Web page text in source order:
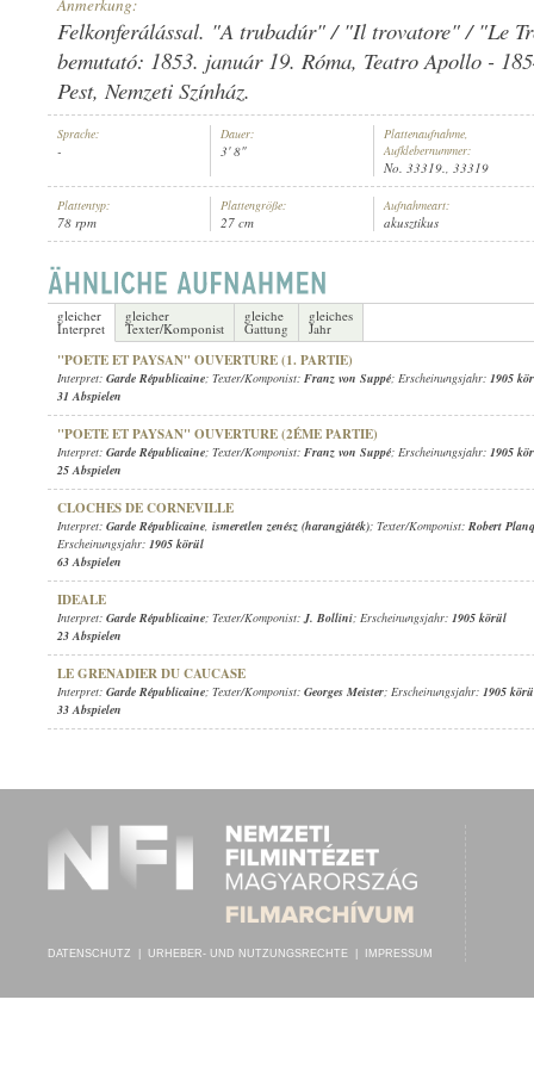
INTERPRET: GARDE RÉPUBLICAINE ISMERETLEN ZENÉSZEK (TROMBITA
Anmerkung:
Felkonferálással. "A trubadúr" / "Il trovatore" / "Le
bemutató: 1853. január 19. Róma, Teatro Apollo -
Pest, Nemzeti Színház.
Sprache:
-
Dauer:
3' 8"
Plattenaufnahme,
Aufklebernummer:
No. 33319., 33319
Plattentyp:
78 rpm
Plattengröße:
27 cm
Aufnahmeart:
akusztikus
gleicher
Interpret
gleicher
Texter/Komponist
gleiche
Gattung
gleiches
Jahr
"POETE ET PAYSAN" OUVERTURE (1. PARTIE)
Interpret: Garde Républicaine; Texter/Komponist: Franz von Suppé; Erscheinungsjahr: 1905
31 Abspielen
"POETE ET PAYSAN" OUVERTURE (2ÉME PARTIE)
Interpret: Garde Républicaine; Texter/Komponist: Franz von Suppé; Erscheinungsjahr: 1905
25 Abspielen
CLOCHES DE CORNEVILLE
Interpret: Garde Républicaine, ismeretlen zenész (harangjáték); Texter/Komponist: Robert
Erscheinungsjahr: 1905 körül
63 Abspielen
IDEALE
Interpret: Garde Républicaine; Texter/Komponist:J. Bollini; Erscheinungsjahr: 1905 körül
23 Abspielen
LE GRENADIER DU CAUCASE
Interpret: Garde Républicaine; Texter/Komponist: Georges Meister; Erscheinungsjahr: 1905
33 Abspielen
DATENSCHUTZ URHEBER- UND NUTZUNGSRECHTE IMPRESSUM